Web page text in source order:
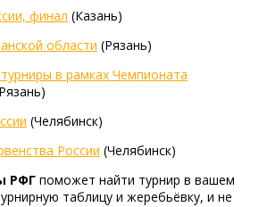
финал (Казань)
области (Рязань)
в рамках Чемпионата
(Челябинск)
России (Челябинск)
РФГ поможет найти турнир в вашем
таблицу и жеребьёвку, и не